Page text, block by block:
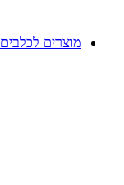
מוצרים לכלבים